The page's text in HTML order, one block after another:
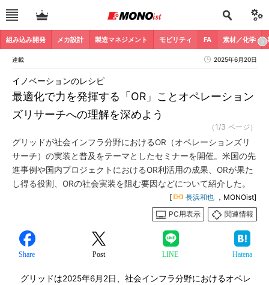
組み込み開発 メカ設計 製造マネジメント モビリティ FA 素材／化学
連載 2025年6月20日
最適化で力を発揮する「OR」ことオペレーション
ズリサーチへの理解を深めよう
イノベーションのレシピ
（1/3 ページ）
グリッドが社会インフラ分野におけるOR（オペレーションズリ
サーチ）の実装と普及をテーマとしたセミナーを開催。米国の先
進事例や国内プロジェクトにおけるOR利活用の成果、ORが果た
し得る役割、ORの社会実装を阻む要因などについて紹介した。
[ 長浜和也 ，MONOist]
PC用表示
関連情報
Share Post LINE Hatena
グリッドは2025年6月2日、社会インフラ分野におけるオペレ